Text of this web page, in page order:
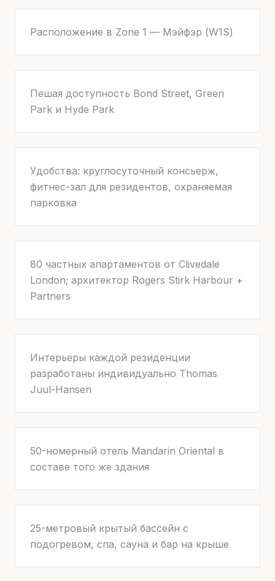
Расположение в Zone 1 — Мэйфэр (W1S)
Пешая доступность Bond Street, Green
Park и Hyde Park
Удобства: круглосуточный консьерж,
фитнес-зал для резидентов, охраняемая
парковка
80 частных апартаментов от Clivedale
London; архитектор Rogers Stirk Harbour +
Partners
Интерьеры каждой резиденции
разработаны индивидуально Thomas
Juul-Hansen
50-номерный отель Mandarin Oriental в
составе того же здания
25-метровый крытый бассейн с
подогревом, спа, сауна и бар на крыше